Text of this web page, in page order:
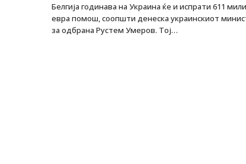
Белгија годинава на Украина ќе и испрати 611
евра помош, соопшти денеска украинскиот
за одбрана Рустем Умеров. Тој…
Уште двајца починаа од
во главниот град на Русуија –